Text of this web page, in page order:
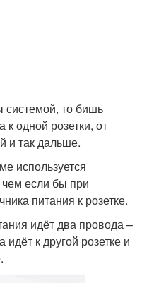
системой, то бишь
к одной розетки, от
и так дальше.
используется
если бы при
питания к розетке.
идёт два провода –
к другой розетке и